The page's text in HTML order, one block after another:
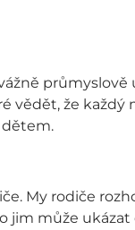
průmyslově
vědět, že každý
dětem.
My rodiče
jim může ukázat